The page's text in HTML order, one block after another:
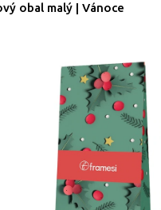
obal malý | Vánoce